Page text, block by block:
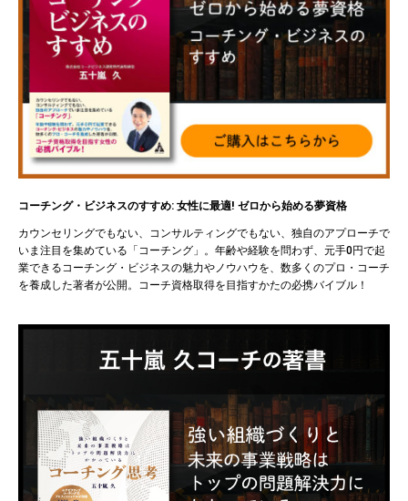
コーチング・ビジネスのすすめ: 女性に最適! ゼロから始める夢資格
カウンセリングでもない、コンサルティングでもない、独自のアプローチで
いま注目を集めている「コーチング」。年齢や経験を問わず、元手0円で起
業できるコーチング・ビジネスの魅力やノウハウを、数多くのプロ・コーチ
を養成した著者が公開。コーチ資格取得を目指すかたの必携バイブル！